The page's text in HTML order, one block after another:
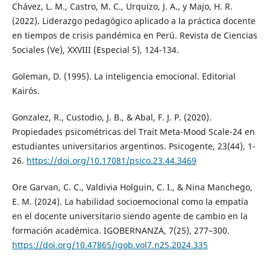
Chávez, L. M., Castro, M. C., Urquizo, J. A., y Majo, H. R.
(2022). Liderazgo pedagógico aplicado a la práctica docente
en tiempos de crisis pandémica en Perú. Revista de Ciencias
Sociales (Ve), XXVIII (Especial 5), 124-134.
Goleman, D. (1995). La inteligencia emocional. Editorial
Kairós.
Gonzalez, R., Custodio, J. B., & Abal, F. J. P. (2020).
Propiedades psicométricas del Trait Meta-Mood Scale-24 en
estudiantes universitarios argentinos. Psicogente, 23(44), 1-
26. https://doi.org/10.17081/psico.23.44.3469
Ore Garvan, C. C., Valdivia Holguin, C. I., & Nina Manchego,
E. M. (2024). La habilidad socioemocional como la empatía
en el docente universitario siendo agente de cambio en la
formación académica. IGOBERNANZA, 7(25), 277–300.
https://doi.org/10.47865/igob.vol7.n25.2024.335